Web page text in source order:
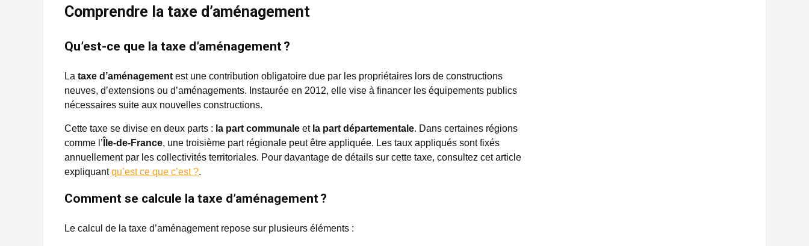
Comprendre la taxe d’aménagement
Qu’est-ce que la taxe d’aménagement ?
La taxe d’aménagement est une contribution obligatoire due par les propriétaires lors de constructions
neuves, d’extensions ou d’aménagements. Instaurée en 2012, elle vise à financer les équipements publics
nécessaires suite aux nouvelles constructions.
Cette taxe se divise en deux parts : la part communale et la part départementale. Dans certaines régions
comme l’ Île-de-France, une troisième part régionale peut être appliquée. Les taux appliqués sont fixés
annuellement par les collectivités territoriales. Pour davantage de détails sur cette taxe, consultez cet article
expliquantqu’est ce que c’est ?.
Comment se calcule la taxe d’aménagement ?
Le calcul de la taxe d’aménagement repose sur plusieurs éléments :